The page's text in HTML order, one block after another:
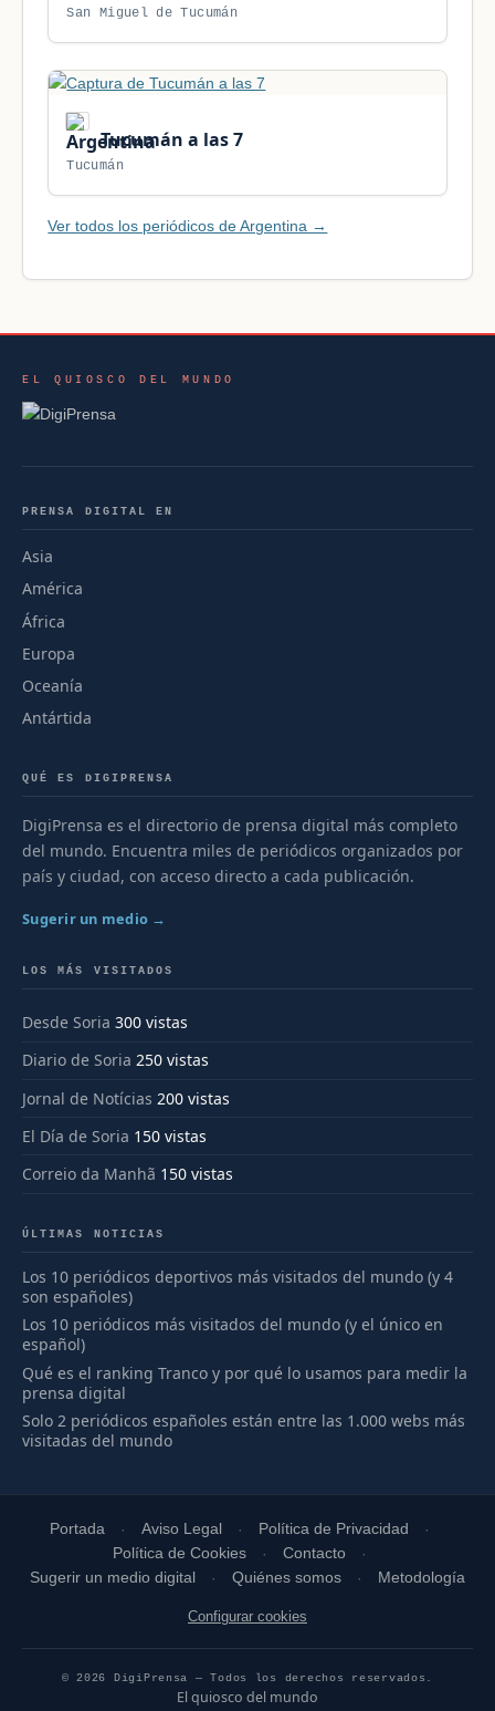
San Miguel de Tucumán
Tucumán a las 7
Tucumán
Ver todos los periódicos de Argentina →
EL QUIOSCO DEL MUNDO
PRENSA DIGITAL EN
Asia
América
África
Europa
Oceanía
Antártida
QUÉ ES DIGIPRENSA
DigiPrensa es el directorio de prensa digital más completo
del mundo. Encuentra miles de periódicos organizados por
país y ciudad, con acceso directo a cada publicación.
Sugerir un medio →
LOS MÁS VISITADOS
Desde Soria 300 vistas
Diario de Soria 250 vistas
Jornal de Notícias 200 vistas
El Día de Soria 150 vistas
Correio da Manhã 150 vistas
ÚLTIMAS NOTICIAS
Los 10 periódicos deportivos más visitados del mundo (y 4
son españoles)
Los 10 periódicos más visitados del mundo (y el único en
español)
Qué es el ranking Tranco y por qué lo usamos para medir la
prensa digital
Solo 2 periódicos españoles están entre las 1.000 webs más
visitadas del mundo
Portada Aviso Legal
Política de Privacidad
Política de Cookies
Contacto
Sugerir un medio digital
Quiénes somos Metodología
Configurar cookies
© 2026 DigiPrensa — Todos los derechos reservados.
El quiosco del mundo